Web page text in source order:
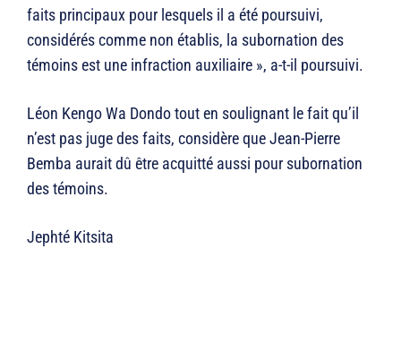
faits principaux pour lesquels il a été poursuivi,
considérés comme non établis, la subornation des
témoins est une infraction auxiliaire », a-t-il poursuivi.
Léon Kengo Wa Dondo tout en soulignant le fait qu’il
n’est pas juge des faits, considère que Jean-Pierre
Bemba aurait dû être acquitté aussi pour subornation
des témoins.
Jephté Kitsita